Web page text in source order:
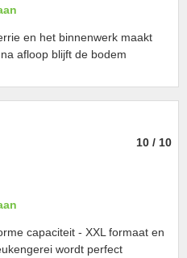
en het binnenwerk maakt
afloop blijft de bodem
10 / 10
capaciteit - XXL formaat en
wordt perfect